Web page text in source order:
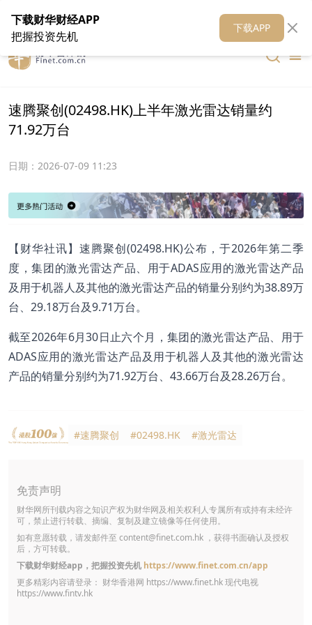
在线客服 关于我们 财华媒体矩阵 财华智库
速腾聚创(02498.HK)上半年激光雷达销量约
71.92万台
日期： 2026-07-09 11:23
【财华社讯】速腾聚创(02498.HK)公布，于2026年第二季
度，集团的激光雷达产品、用于ADAS应用的激光雷达产品
及用于机器人及其他的激光雷达产品的销量分别约为38.89万
台、29.18万台及9.71万台。
截至2026年6月30日止六个月，集团的激光雷达产品、用于
ADAS应用的激光雷达产品及用于机器人及其他的激光雷达
产品的销量分别约为71.92万台、43.66万台及28.26万台。
#速腾聚创 #02498.HK #激光雷达
免责声明
财华网所刊载内容之知识产权为财华网及相关权利人专属所有或持有未经许
可，禁止进行转载、摘编、复制及建立镜像等任何使用。
如有意愿转载，请发邮件至 content@finet.com.hk ，获得书面确认及授权
后，方可转载。
下载财华财经app，把握投资先机 https://www.finet.com.cn/app
更多精彩内容请登录： 财华香港网 https://www.finet.hk现代电视
https://www.fintv.hk
下载财华财经APP
把握投资先机
下载APP